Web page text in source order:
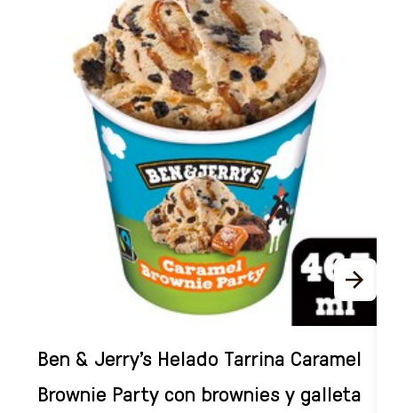
Ben & Jerry's Helado Tarrina Caramel
Brownie Party con brownies y galleta